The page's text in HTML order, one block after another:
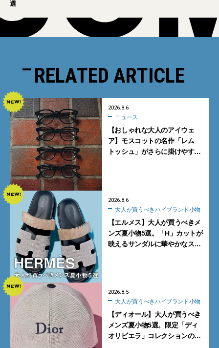
選
RELATED ARTICLE
2026.8.6
ニュース
【おしゃれな大人のアイウェ
ア】モスコットの名作「レム
トッシュ」がさらに掛けやす
2026.8.6
大人が買うべきハイブランド小物
【エルメス】大人が買うべきメ
ンズ夏小物5選。「H」カットが
映えるサンダルに華やかなス
2026.8.5
大人が買うべきハイブランド小物
【ディオール】大人が買うべき
メンズ夏小物5選。限定「ディ
オリビエラ」コレクションの